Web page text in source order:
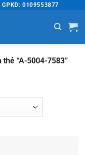
GPKD: 0109553877
“A-5004-7583”